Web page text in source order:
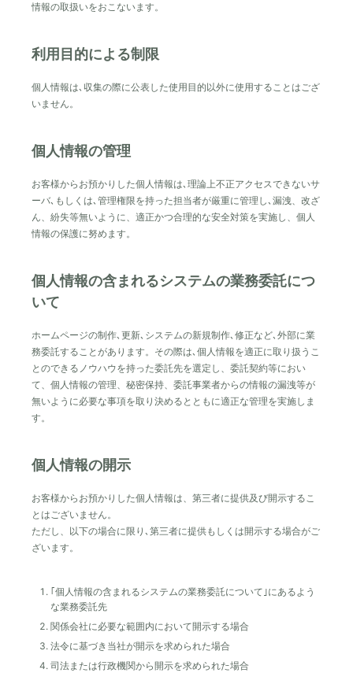
情報の取扱いをおこないます。
利用目的による制限
個人情報は､収集の際に公表した使用目的以外に使用することはござ
いません。
個人情報の管理
お客様からお預かりした個人情報は､理論上不正アクセスできないサ
ーバ､もしくは､管理権限を持った担当者が厳重に管理し､漏洩、改ざ
ん、紛失等無いように、適正かつ合理的な安全対策を実施し、個人
情報の保護に努めます。
個人情報の含まれるシステムの業務委託につ
いて
ホームページの制作､更新､システムの新規制作､修正など､外部に業
務委託することがあります。その際は､個人情報を適正に取り扱うこ
とのできるノウハウを持った委託先を選定し、委託契約等におい
て、個人情報の管理、秘密保持、委託事業者からの情報の漏洩等が
無いように必要な事項を取り決めるとともに適正な管理を実施しま
す。
個人情報の開示
お客様からお預かりした個人情報は、第三者に提供及び開示するこ
とはございません。
ただし、以下の場合に限り､第三者に提供もしくは開示する場合がご
ざいます。
｢個人情報の含まれるシステムの業務委託について｣にあるよう
な業務委託先
関係会社に必要な範囲内において開示する場合
法令に基づき当社が開示を求められた場合
司法または行政機関から開示を求められた場合